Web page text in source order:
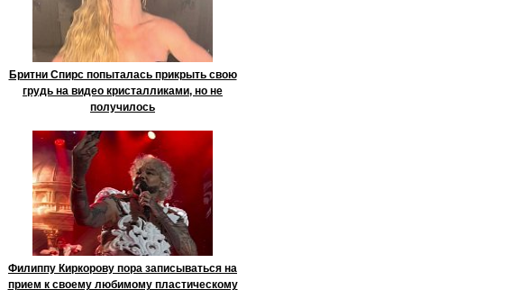
Бритни Спирс попыталась прикрыть свою
грудь на видео кристалликами, но не
получилось
Филиппу Киркорову пора записываться на
прием к своему любимому пластическому